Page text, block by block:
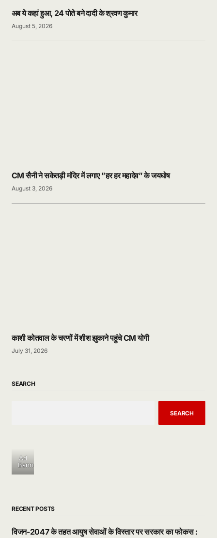
अब ये कहां हुआ, 24 पोते बने दादी के श्रवण कुमार
August 5, 2026
CM सैनी ने सकेतड़ी मंदिर में लगाए ”हर हर महादेव” के जयघोष
August 3, 2026
काशी कोतवाल के चरणों में शीश झुकाने पहुंचे CM योगी
July 31, 2026
SEARCH
SEARCH
Ad
Banner
RECENT POSTS
विजन-2047 के तहत आयुष सेवाओं के विस्तार पर सरकार का फोकस :